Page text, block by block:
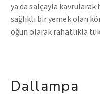
ya da salçayla kavrularak
sağlıklı bir yemek olan
öğün olarak rahatlıkla
Dallampa